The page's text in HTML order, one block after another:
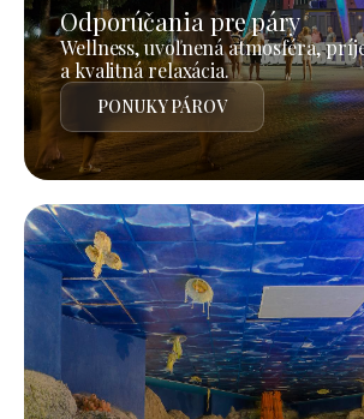
Odporúčania pre páry
Wellness, uvoľnená atmosféra,
a kvalitná relaxácia.
PONUKY PÁROV